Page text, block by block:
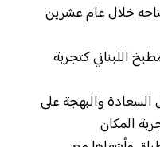
خلال عام عشرين
اللبناني كتجربة
والبهجة على
المكان